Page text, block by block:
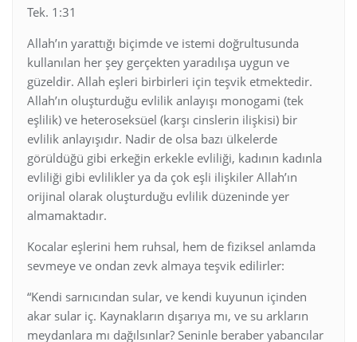
Tek. 1:31
Allah’ın yarattığı biçimde ve istemi doğrultusunda
kullanılan her şey gerçekten yaradılışa uygun ve
güzeldir. Allah eşleri birbirleri için teşvik etmektedir.
Allah’ın oluşturduğu evlilik anlayışı monogami (tek
eşlilik) ve heteroseksüel (karşı cinslerin ilişkisi) bir
evlilik anlayışıdır. Nadir de olsa bazı ülkelerde
görüldüğü gibi erkeğin erkekle evliliği, kadının kadınla
evliliği gibi evlilikler ya da çok eşli ilişkiler Allah’ın
orijinal olarak oluşturduğu evlilik düzeninde yer
almamaktadır.
Kocalar eşlerini hem ruhsal, hem de fiziksel anlamda
sevmeye ve ondan zevk almaya teşvik edilirler:
“Kendi sarnıcından sular, ve kendi kuyunun içinden
akar sular iç. Kaynakların dışarıya mı, ve su arkların
meydanlara mı dağılsınlar? Seninle beraber yabancılar